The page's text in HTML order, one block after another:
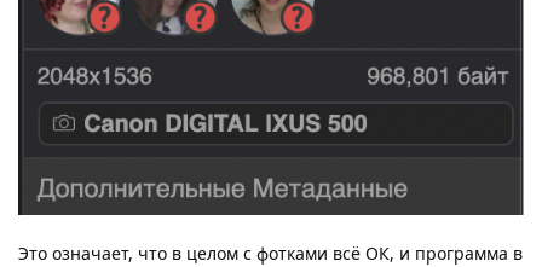
Это означает, что в целом с фотками всё ОК, и программа в